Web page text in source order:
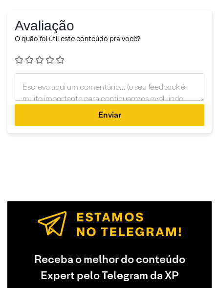
Avaliação
O quão foi útil este conteúdo pra você?
Enviar
Receba o melhor do conteúdo
Expert pelo Telegram da XP